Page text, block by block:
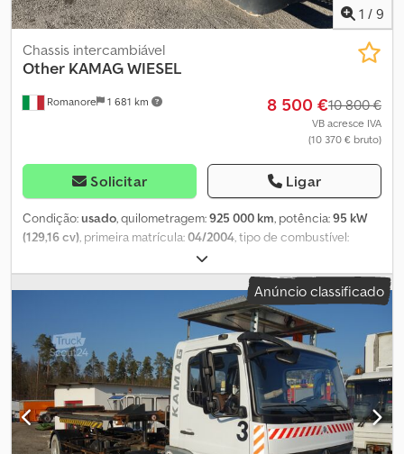
1 / 9
Romanore 1 681 km
Chassis intercambiável
Other KAMAG WIESEL
8 500 €10 800 €
VB acresce IVA
(10 370 € bruto)
Solicitar Ligar
Condição:usado, quilometragem:925 000 km, potência:95 kW
(129,16 cv), primeira matrícula:04/2004, tipo de combustível:
, peso máximo de carga:
peso total:27 500 kg, tamanho do pneu:295/60r22.5,
configuração de eixo:2 eixos, distância entre eixos:4 800 mm,
, tipo de engrenagem:automático, classe de emissão:
Euro 3, suspensão: , Ano de fabrico:2003, peso operacional:
18 000 kg, Equipamento:acoplamento de reboque, faróis
adicionais, hidráulica, Máquinas operacionais para
movimentação de contentores, reboques e semirreboques.
Transmissão hidrostática Bosch Rexroth. Dodpfx Akspa Uylezekr
Motor Mercedes OM904LA. A partir de 18.500 horas de utilização.
Versões com matrícula, podendo ser utilizadas com carta de
Anúncio classificado